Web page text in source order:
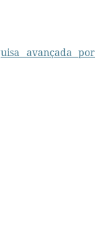
avançada por